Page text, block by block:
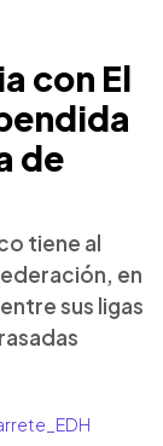
con El
de
tiene al
en
sus ligas